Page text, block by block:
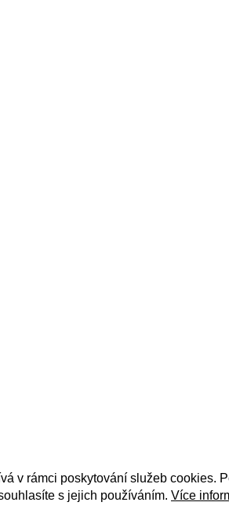
v rámci poskytování služeb cookies.
s jejich používáním. Více